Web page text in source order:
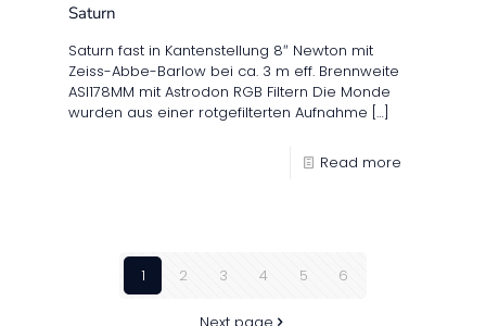
Saturn
Saturn fast in Kantenstellung 8″ Newton mit
Zeiss-Abbe-Barlow bei ca. 3 m eff. Brennweite
ASI178MM mit Astrodon RGB Filtern Die Monde
wurden aus einer rotgefilterten Aufnahme […]
Read more
1 2 3 4 5 6
Next page